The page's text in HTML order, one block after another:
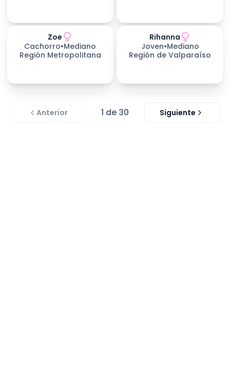
Zoe
Cachorro•Mediano
Región Metropolitana
días esperando
Rihanna
Joven•Mediano
Región de Valparaíso
Anterior 1 de 30 Siguiente